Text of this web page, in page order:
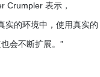
Crumpler 表示，
实的环境中，使用真实的
会不断扩展。”